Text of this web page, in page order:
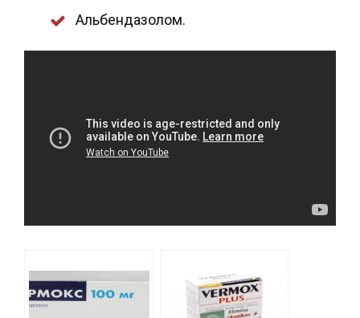
Альбендазолом.